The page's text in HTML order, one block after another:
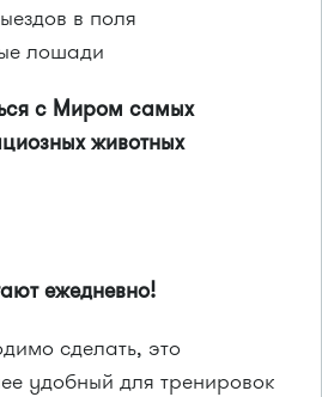
в поля
лошади
с Миром самых
животных
ежедневно!
сделать, это
удобный для тренировок